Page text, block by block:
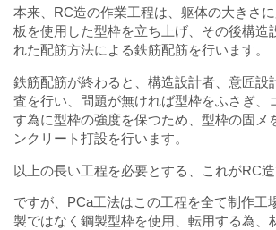
本来、RC造の作業工程は、躯体の大きさ
板を使用した型枠を立ち上げ、その後構造
れた配筋方法による鉄筋配筋を行います。
鉄筋配筋が終わると、構造設計者、意匠設
査を行い、問題が無ければ型枠をふさぎ、
す為に型枠の強度を保つため、型枠の固メ
ンクリート打設を行います。
以上の長い工程を必要とする、これがRC造
ですが、PCa工法はこの工程を全て制作工
製ではなく鋼製型枠を使用、転用する為、